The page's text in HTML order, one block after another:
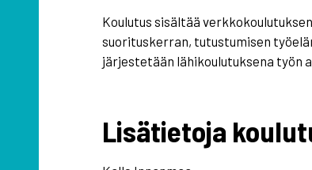
Koulutus sisältää
suorituskerran, tutustumisen
järjestetään lähikoulutuksena työn
Lisätietoja